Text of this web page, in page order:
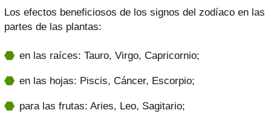
Los efectos beneficiosos de los signos del zodíaco en las
partes de las plantas:
en las raíces: Tauro, Virgo, Capricornio;
en las hojas: Piscis, Cáncer, Escorpio;
para las frutas: Aries, Leo, Sagitario;